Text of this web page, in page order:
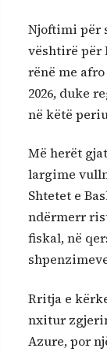
Njoftimi për
vështirë për
rënë me
2026, duke
në këtë
Më herët
largime
Shtetet e
ndërmerr
fiskal, në
Rritja e
nxitur
Azure, por